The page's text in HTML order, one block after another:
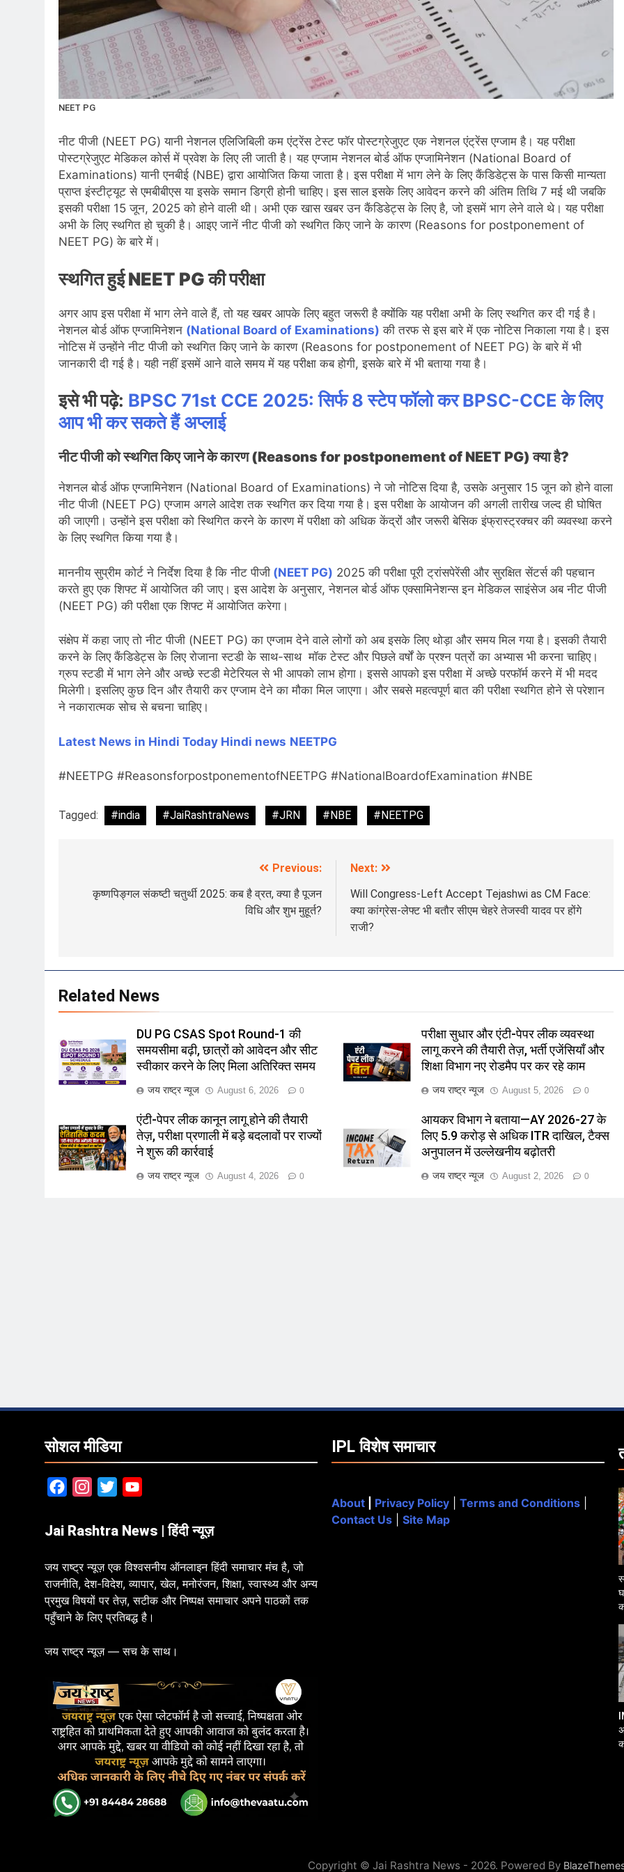
NEET PG
नीट पीजी (NEET PG) यानी नेशनल एलिजिबिली कम एंट्रेंस टेस्ट फॉर पोस्टग्रेजुएट एक नेशनल एंट्रेंस एग्जाम है। यह परीक्षा
पोस्टग्रेजुएट मेडिकल कोर्स में प्रवेश के लिए ली जाती है। यह एग्जाम नेशनल बोर्ड ऑफ एग्जामिनेशन (National Board of
Examinations) यानी एनबीई (NBE) द्वारा आयोजित किया जाता है। इस परीक्षा में भाग लेने के लिए कैंडिडेट्स के पास किसी मान्यता
प्राप्त इंस्टीट्यूट से एमबीबीएस या इसके समान डिग्री होनी चाहिए। इस साल इसके लिए आवेदन करने की अंतिम तिथि 7 मई थी जबकि
इसकी परीक्षा 15 जून, 2025 को होने वाली थी। अभी एक खास खबर उन कैंडिडेट्स के लिए है, जो इसमें भाग लेने वाले थे। यह परीक्षा
अभी के लिए स्थगित हो चुकी है। आइए जानें नीट पीजी को स्थगित किए जाने के कारण (Reasons for postponement of
NEET PG) के बारे में।
स्थगित हुई NEET PG की परीक्षा
अगर आप इस परीक्षा में भाग लेने वाले हैं, तो यह खबर आपके लिए बहुत जरूरी है क्योंकि यह परीक्षा अभी के लिए स्थगित कर दी गई है।
नेशनल बोर्ड ऑफ एग्जामिनेशन (National Board of Examinations) की तरफ से इस बारे में एक नोटिस निकाला गया है। इस
नोटिस में उन्होंने नीट पीजी को स्थगित किए जाने के कारण (Reasons for postponement of NEET PG) के बारे में भी
जानकारी दी गई है। यही नहीं इसमें आने वाले समय में यह परीक्षा कब होगी, इसके बारे में भी बताया गया है।
इसे भी पढ़े: BPSC 71st CCE 2025: सिर्फ 8 स्टेप फॉलो कर BPSC-CCE के लिए
आप भी कर सकते हैं अप्लाई
नीट पीजी को स्थगित किए जाने के कारण (Reasons for postponement of NEET PG) क्या है?
नेशनल बोर्ड ऑफ एग्जामिनेशन (National Board of Examinations) ने जो नोटिस दिया है, उसके अनुसार 15 जून को होने वाला
नीट पीजी (NEET PG) एग्जाम अगले आदेश तक स्थगित कर दिया गया है। इस परीक्षा के आयोजन की अगली तारीख जल्द ही घोषित
की जाएगी। उन्होंने इस परीक्षा को स्थिगित करने के कारण में परीक्षा को अधिक केंद्रों और जरूरी बेसिक इंफ्रास्ट्रक्चर की व्यवस्था करने
के लिए स्थगित किया गया है।
माननीय सुप्रीम कोर्ट ने निर्देश दिया है कि नीट पीजी (NEET PG) 2025 की परीक्षा पूरी ट्रांसपेरेंसी और सुरक्षित सेंटर्स की पहचान
करते हुए एक शिफ्ट में आयोजित की जाए। इस आदेश के अनुसार, नेशनल बोर्ड ऑफ एक्सामिनेशन्स इन मेडिकल साइंसेज अब नीट पीजी
(NEET PG) की परीक्षा एक शिफ्ट में आयोजित करेगा।
संक्षेप में कहा जाए तो नीट पीजी (NEET PG) का एग्जाम देने वाले लोगों को अब इसके लिए थोड़ा और समय मिल गया है। इसकी तैयारी
करने के लिए कैंडिडेट्स के लिए रोजाना स्टडी के साथ-साथ मॉक टेस्ट और पिछले वर्षों के प्रश्न पत्रों का अभ्यास भी करना चाहिए।
ग्रुप स्टडी में भाग लेने और अच्छे स्टडी मेटेरियल से भी आपको लाभ होगा। इससे आपको इस परीक्षा में अच्छे परफॉर्म करने में भी मदद
मिलेगी। इसलिए कुछ दिन और तैयारी कर एग्जाम देने का मौका मिल जाएगा। और सबसे महत्वपूर्ण बात की परीक्षा स्थगित होने से परेशान
ने नकारात्मक सोच से बचना चाहिए।
Latest News in Hindi Today Hindi news NEETPG
#NEETPG #ReasonsforpostponementofNEETPG #NationalBoardofExamination #NBE
Tagged: #india #JaiRashtraNews #JRN #NBE #NEETPG
navigation
Previous:
कृष्णपिङ्गल संकष्टी चतुर्थी 2025: कब है व्रत, क्या है पूजन
विधि और शुभ मुहूर्त?
Next:
Will Congress-Left Accept Tejashwi as CM Face:
क्या कांग्रेस-लेफ्ट भी बतौर सीएम चेहरे तेजस्वी यादव पर होंगे
राजी?
Related News
DU PG CSAS Spot Round-1 की
समयसीमा बढ़ी, छात्रों को आवेदन और सीट
स्वीकार करने के लिए मिला अतिरिक्त समय
जय राष्ट्र न्यूज August 6, 2026 0
परीक्षा सुधार और एंटी-पेपर लीक व्यवस्था
लागू करने की तैयारी तेज़, भर्ती एजेंसियाँ और
शिक्षा विभाग नए रोडमैप पर कर रहे काम
जय राष्ट्र न्यूज August 5, 2026 0
एंटी-पेपर लीक कानून लागू होने की तैयारी
तेज़, परीक्षा प्रणाली में बड़े बदलावों पर राज्यों
ने शुरू की कार्रवाई
जय राष्ट्र न्यूज August 4, 2026 0
आयकर विभाग ने बताया—AY 2026-27 के
लिए 5.9 करोड़ से अधिक ITR दाखिल, टैक्स
अनुपालन में उल्लेखनीय बढ़ोतरी
जय राष्ट्र न्यूज August 2, 2026 0
सोशल मीडिया
FacebookInstagram
Twitter
Jai Rashtra News | हिंदी न्यूज़
जय राष्ट्र न्यूज़ एक विश्वसनीय ऑनलाइन हिंदी समाचार मंच है, जो
राजनीति, देश-विदेश, व्यापार, खेल, मनोरंजन, शिक्षा, स्वास्थ्य और अन्य
प्रमुख विषयों पर तेज़, सटीक और निष्पक्ष समाचार अपने पाठकों तक
पहुँचाने के लिए प्रतिबद्ध है।
जय राष्ट्र न्यूज़ — सच के साथ।
IPL विशेष समाचार
About Privacy Policy Terms and Conditions
Contact Us
Site Map
Copyright © Jai Rashtra News - 2026. Powered By